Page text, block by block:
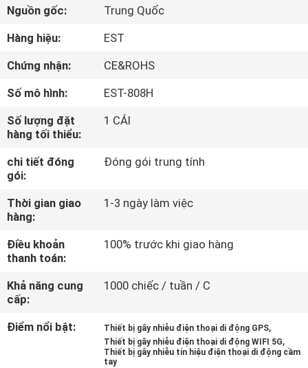
PHẨM
VIDEO
VỀ
CHÚNG
TÔI
QUAN
NHÀ
MÁY
KIỂM
SOÁT
Nguồn gốc:
Trung Quốc
Hàng hiệu:
EST
Chứng nhận:
CE&ROHS
Số mô hình:
EST-808H
Số lượng đặt
hàng tối thiểu:
1 CÁI
chi tiết đóng
gói:
Đóng gói trung tính
Thời gian giao
hàng:
1-3 ngày làm việc
Điều khoản
thanh toán:
100% trước khi giao hàng
Khả năng cung
cấp:
1000 chiếc / tuần / C
Điểm nổi bật: Thiết bị gây nhiễu điện thoại di động GPS,
Thiết bị gây nhiễu điện thoại di động WIFI 5G,
Thiết bị gây nhiễu tín hiệu điện thoại di động cầm
tay